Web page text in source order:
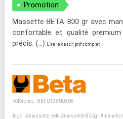
Promotion
Massette BETA 800 gr avec
confortable et qualité
précis. (...)
Lire le descriptif complet
Référence : BET 013800308
Tags :#massette beta #massette 800gr#manche